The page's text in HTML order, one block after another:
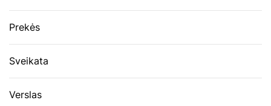
Prekės
Sveikata
Verslas